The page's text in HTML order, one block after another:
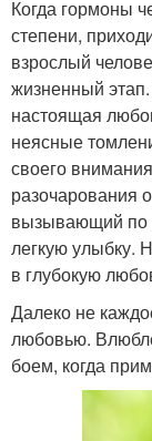
Когда гормоны
степени,
взрослый
жизненный
настоящая
неясные
своего
разочарования
вызывающий по
легкую улыбку.
в глубокую
Далеко не
любовью.
боем, когда